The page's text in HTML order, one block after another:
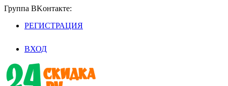
Группа BKoнтaктe:
РЕГИСТРАЦИЯ
ВХОД